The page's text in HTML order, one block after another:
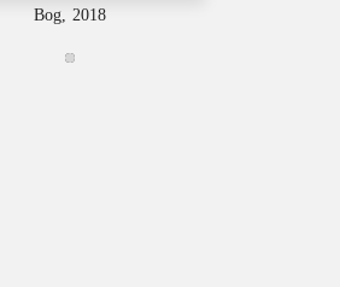
Bog, 2018